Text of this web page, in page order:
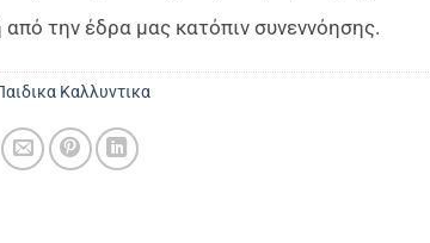
την έδρα μας κατόπιν συνεννόησης.
Καλλυντικα